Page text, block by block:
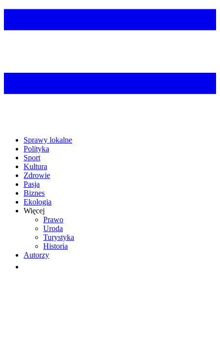
Sprawy lokalne
Polityka
Sport
Kultura
Zdrowie
Pasja
Biznes
Ekologia
Więcej
Prawo
Uroda
Turystyka
Historia
Autorzy